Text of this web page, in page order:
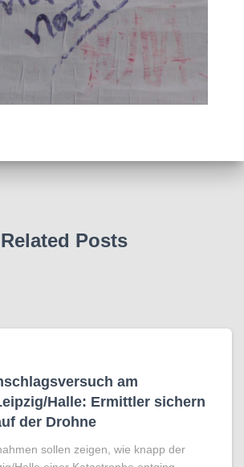
Related Posts
am
Halle: Ermittler sichern
der Drohne
sollen zeigen, wie knapp der